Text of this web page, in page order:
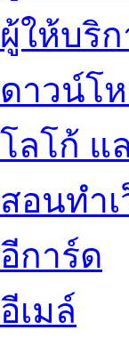
ผู้ให้บริก
ดาวน์โ
โลโก้ แ
สอนทำ
อีการ์ด
อีเมล์